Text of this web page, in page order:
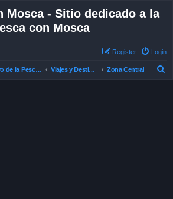
Mosca - Sitio dedicado a la
con Mosca
Login
Register
El Foro de la Pesca con Mosca en Chile Viajes y Destinos de Pesca Zona Central